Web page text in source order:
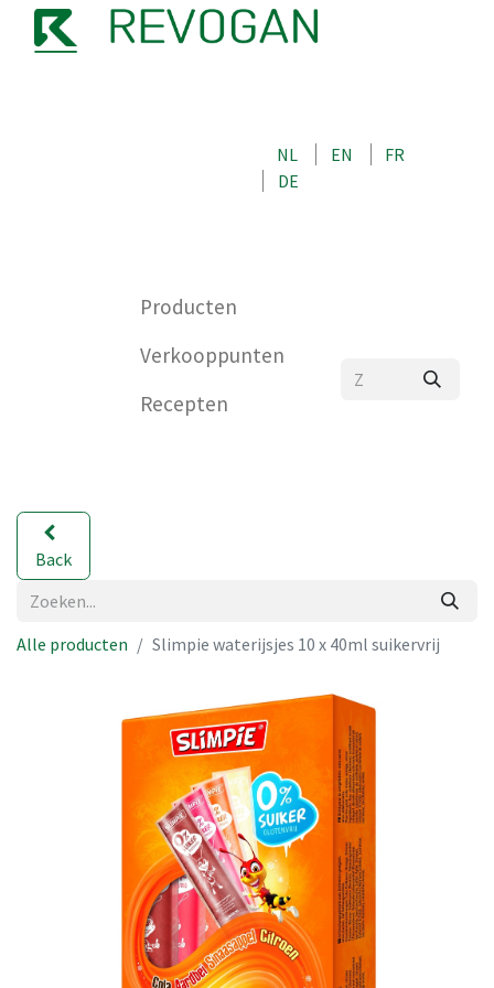
NL EN
FR
DE
Producten
Verkooppunten
Recepten
Back
Alle producten Slimpie waterijsjes 10 x 40ml suikervrij